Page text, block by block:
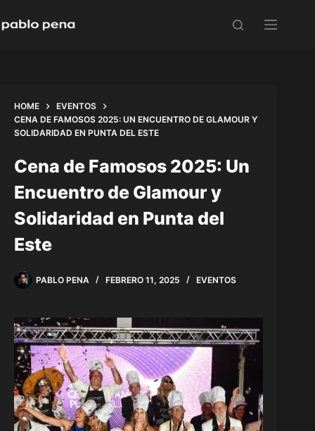
to
HOME
EVENTOS
CENA DE FAMOSOS 2025: UN ENCUENTRO DE GLAMOUR Y
SOLIDARIDAD EN PUNTA DEL ESTE
Cena de Famosos 2025: Un
Encuentro de Glamour y
Solidaridad en Punta del
Este
PABLO PENA FEBRERO 11, 2025 EVENTOS